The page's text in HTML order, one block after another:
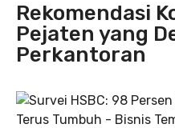
Rekomendasi
Pejaten yang
Perkantoran